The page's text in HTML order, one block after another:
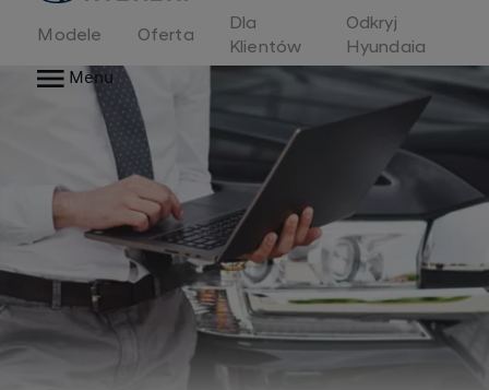
Modele Oferta
Dla
Klientów
Odkryj
Hyundaia
Menu